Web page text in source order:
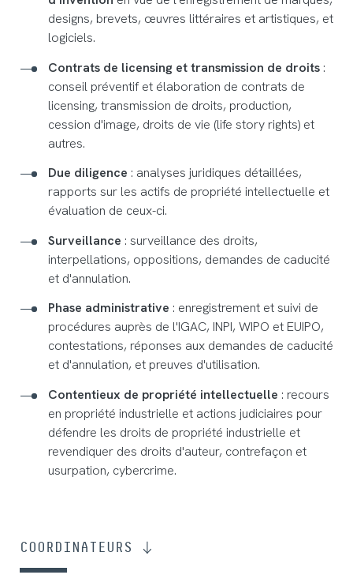
designs, brevets, œuvres littéraires et artistiques, et
logiciels.
Contrats de licensing et transmission de droits :
conseil préventif et élaboration de contrats de
licensing, transmission de droits, production,
cession d'image, droits de vie (life story rights) et
autres.
Due diligence : analyses juridiques détaillées,
rapports sur les actifs de propriété intellectuelle et
évaluation de ceux-ci.
Surveillance : surveillance des droits,
interpellations, oppositions, demandes de caducité
et d'annulation.
Phase administrative : enregistrement et suivi de
procédures auprès de l'IGAC, INPI, WIPO et EUIPO,
contestations, réponses aux demandes de caducité
et d'annulation, et preuves d'utilisation.
Contentieux de propriété intellectuelle : recours
en propriété industrielle et actions judiciaires pour
défendre les droits de propriété industrielle et
revendiquer des droits d'auteur, contrefaçon et
usurpation, cybercrime.
COORDINATEURS